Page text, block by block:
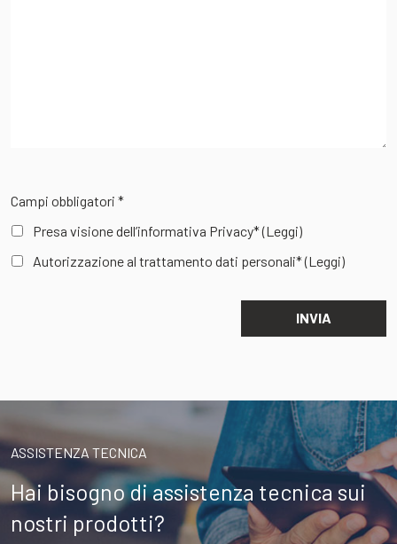
Campi obbligatori *
Presa visione dell’informativa Privacy*(Leggi)
Autorizzazione al trattamento dati personali*(Leggi)
ASSISTENZA TECNICA
Hai bisogno di assistenza tecnica sui
nostri prodotti?